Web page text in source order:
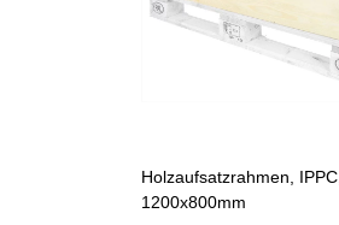
Holzaufsatzrahmen, IPPC,
1200x800mm